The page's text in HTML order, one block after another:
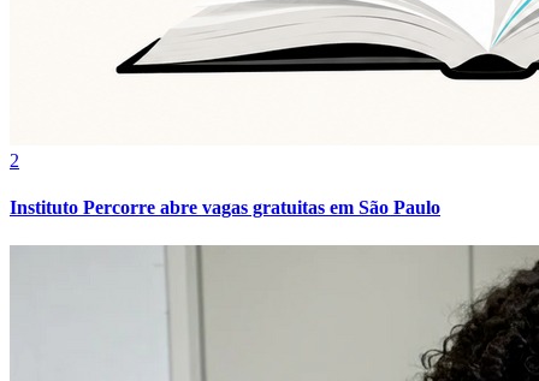
Instituto Percorre abre vagas gratuitas em São Paulo